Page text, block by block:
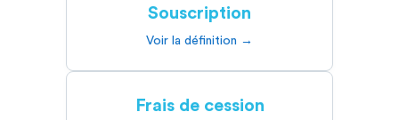
Souscription
Voir la définition →
Frais de cession